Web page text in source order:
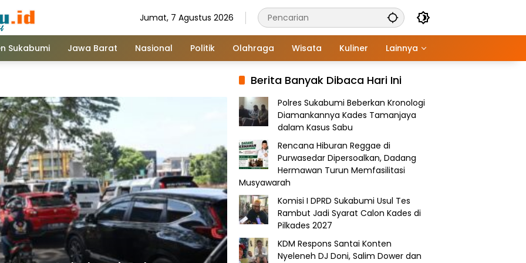
Jumat, 7 Agustus 2026
Sukabumi Jawa Barat Nasional Politik Olahraga Wisata Kuliner Lainnya
Berita Banyak Dibaca Hari Ini
Polres Sukabumi Beberkan Kronologi
Diamankannya Kades Tamanjaya
dalam Kasus Sabu
Rencana Hiburan Reggae di
Purwasedar Dipersoalkan, Dadang
Hermawan Turun Memfasilitasi
Musyawarah
Komisi I DPRD Sukabumi Usul Tes
Rambut Jadi Syarat Calon Kades di
Pilkades 2027
KDM Respons Santai Konten
Nyeleneh DJ Doni, Salim Dower dan